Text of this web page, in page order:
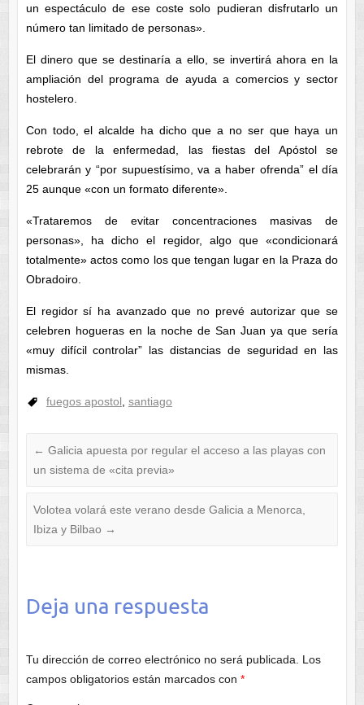
un espectáculo de ese coste solo pudieran disfrutarlo un
número tan limitado de personas».
El dinero que se destinaría a ello, se invertirá ahora en la
ampliación del programa de ayuda a comercios y sector
hostelero.
Con todo, el alcalde ha dicho que a no ser que haya un
rebrote de la enfermedad, las fiestas del Apóstol se
celebrarán y “por supuestísimo, va a haber ofrenda” el día
25 aunque «con un formato diferente».
«Trataremos de evitar concentraciones masivas de
personas», ha dicho el regidor, algo que «condicionará
totalmente» actos como los que tengan lugar en la Praza do
Obradoiro.
El regidor sí ha avanzado que no prevé autorizar que se
celebren hogueras en la noche de San Juan ya que sería
«muy difícil controlar” las distancias de seguridad en las
mismas.
fuegos apostol santiago
← Galicia apuesta por regular el acceso a las playas con
un sistema de «cita previa»
Volotea volará este verano desde Galicia a Menorca,
Ibiza y Bilbao →
Deja una respuesta
Tu dirección de correo electrónico no será publicada.
Los
campos obligatorios están marcados con *